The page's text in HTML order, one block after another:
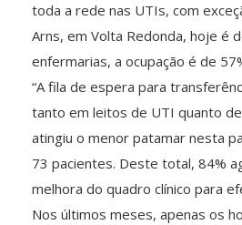
toda a rede nas UTIs, com
Arns, em Volta Redonda, hoje é
enfermarias, a ocupação é de
“A fila de espera para
tanto em leitos de UTI quanto
atingiu o menor patamar nesta
73 pacientes. Deste total, 84%
melhora do quadro clínico para
Nos últimos meses, apenas os